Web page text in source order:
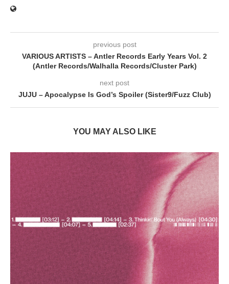
previous post
VARIOUS ARTISTS – Antler Records Early Years Vol. 2
(Antler Records/Walhalla Records/Cluster Park)
next post
JUJU – Apocalypse Is God’s Spoiler (Sister9/Fuzz Club)
YOU MAY ALSO LIKE